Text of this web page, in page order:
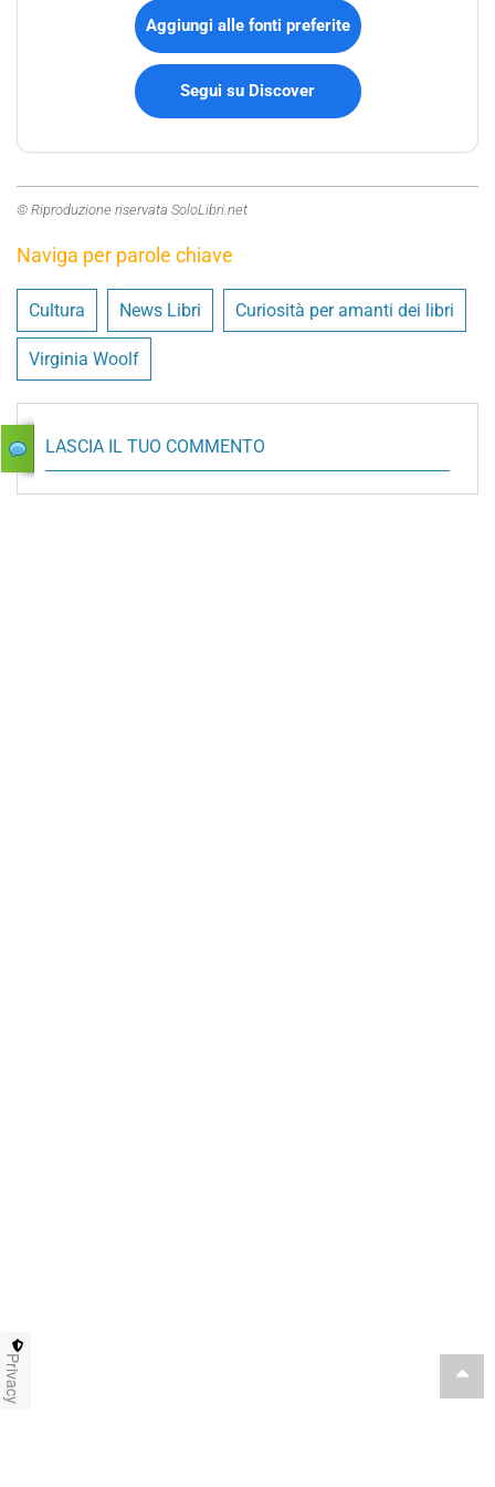
Aggiungi alle fonti preferite
Segui su Discover
© Riproduzione riservata SoloLibri.net
Naviga per parole chiave
Cultura News Libri Curiosità per amanti dei libri
Virginia Woolf
LASCIA IL TUO COMMENTO
Privacy